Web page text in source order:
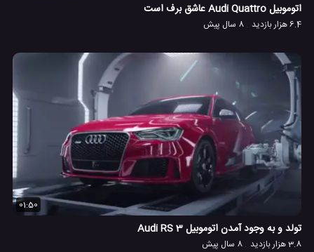
اتوموبیل Audi Quattro عاشق برف است
6.4 هزار بازدید 8 سال پیش
01:50
تولد و به وجود آمدن اتوموبیل Audi RS 3
3.8 هزار بازدید 8 سال پیش